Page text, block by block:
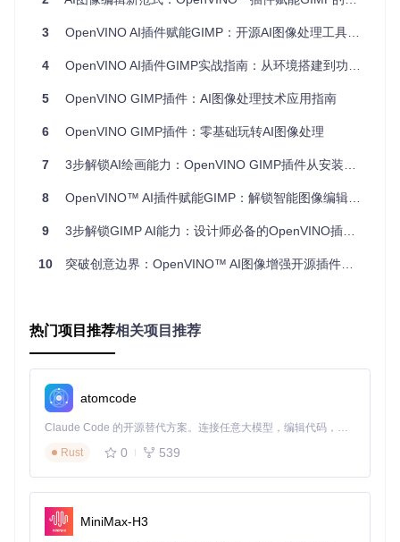
# Linux用户
启动GIMP验证安装： 成功安装后，在GIMP菜单栏将出现
选择放大倍数（建议2-4倍）和降噪强度
升。
语义分割：精准对象提取
滤镜>AI分割>语义分割
加载包含多物体的图像
行业应用
：UI设计师可快速提取产品图中的物体，用于电商素
材制作。
3 OpenVINO AI插件赋能GIMP：开源AI图像处理工具快速上手教程
4 OpenVINO AI插件GIMP实战指南：从环境搭建到功能落地的5个关键步骤
5 OpenVINO GIMP插件：AI图像处理技术应用指南
6 OpenVINO GIMP插件：零基础玩转AI图像处理
7 3步解锁AI绘画能力：OpenVINO GIMP插件从安装到创作全指南
8 OpenVINO™ AI插件赋能GIMP：解锁智能图像编辑的3个实战技巧
9 3步解锁GIMP AI能力：设计师必备的OpenVINO插件指南
10 突破创意边界：OpenVINO™ AI图像增强开源插件解锁GIMP全新可能
热门项目推荐相关项目推荐
atomcode
Claude Code 的开源替代方案。连接任意大模型，编辑代码，运行命令，自动验证 — 全自动执行。用 Rust 构建，极致性能。 ｜ An open-source alternative to Claude Code. Connect any LLM, edit code, run commands, and verify changes — autonomously. Built in Rust for speed. Get Started
Rust
0 539
MiniMax-H3